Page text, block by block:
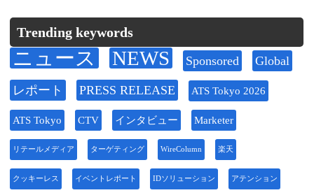
Trending keywords
ニュース NEWS Sponsored Global
レポート PRESS RELEASE ATS Tokyo 2026
ATS Tokyo CTV インタビュー Marketer
リテールメディア ターゲティング WireColumn 楽天
クッキーレス イベントレポート IDソリューション アテンション